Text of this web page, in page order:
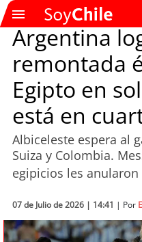
SOYTV
Podcast
Actualidad
Entretención
Economía
Argentina
remontada
Egipto en
está en
Albiceleste espera al
Suiza y Colombia.
egipicios les anularon
07 de Julio de 2026 | 14:41 | Por